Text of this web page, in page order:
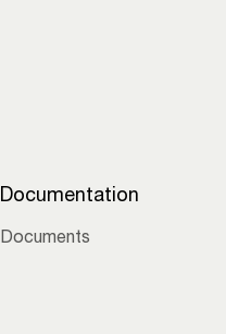
Documentation
Documents